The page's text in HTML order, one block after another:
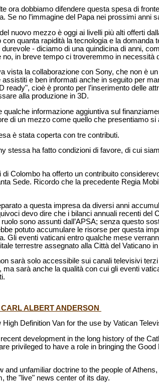
ora dobbiamo difendere questa spesa di
Se no l’immagine del Papa nei prossimi anni
nuovo mezzo è oggi ai livelli più alti offerti
quanta rapidità la tecnologia e la
- diciamo di una quindicina di anni,
no, in breve tempo ci troveremmo in
vista la collaborazione con Sony, che non è
e ben informati anche in seguito per
ready", cioè è pronto per l’inserimento delle
alla produzione in 3D.
qualche informazione aggiuntiva sul
di un mezzo come quello che presentiamo si
è stata coperta con tre contributi.
stessa ha fatto condizioni di favore, di cui
di Colombo ha offerto un contribuito
Sede. Ricordo che la precedente Regia
a questa impresa da diversi anni
devo dire che i bilanci annuali recenti del
sono assunti dall’APSA; senza questo
potuto accumulare le risorse per questa
Gli eventi vaticani entro qualche mese
terrestre assegnato alla Città del Vaticano
sarà solo accessibile sui canali televisivi
ma sarà anche la qualità con cui gli eventi
ALBERT ANDERSON
Definition Van for the use by Vatican
development in the long history of the
privileged to have a role in bringing the
and unfamiliar doctrine to the people of
the "live" news center of its day.